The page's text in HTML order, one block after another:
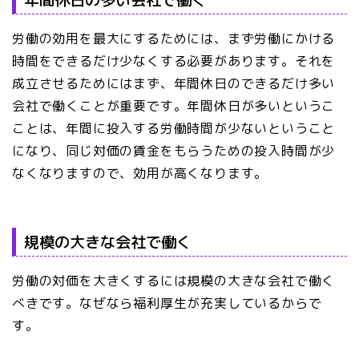
労働の効用を最大にするためには、まず労働にかける
時間をできるだけ少なくする必要があります。それを
成立させるためにはまず、年間休日のできるだけ多い
会社で働くことが重要です。年間休日が多いというこ
ことは、年間に投入する労働時間が少ないということ
になり、同じ対価の賃金をもらうための投入時間が少
なくなりますので、効用が高くなります。
規模の大きな会社で働く
労働の対価を大きくするには規模の大きな会社で働く
べきです。なぜなら福利厚生が充実しているからで
す。